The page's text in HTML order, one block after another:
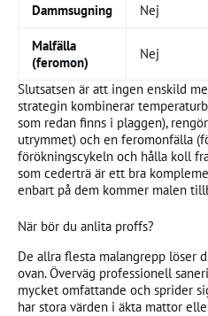
Dammsugning Nej
Malfälla
(feromon)
Nej
Slutsatsen är att ingen enskild
strategin kombinerar
som redan finns i plaggen),
utrymmet) och en feromonfälla
förökningscykeln och hålla koll
som cederträ är ett bra
enbart på dem kommer malen
När bör du anlita proffs?
De allra flesta malangrepp löser
ovan. Överväg professionell
mycket omfattande och sprider
har stora värden i äkta mattor